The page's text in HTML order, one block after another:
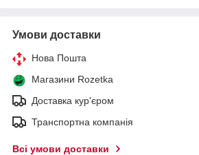
Умови доставки
Нова Пошта
Магазини Rozetka
Доставка кур'єром
Транспортна компанія
Всі умови доставки